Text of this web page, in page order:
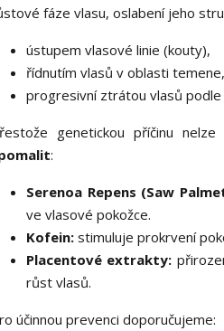
fáze vlasu, oslabení jeho
ústupem vlasové linie (kouty),
řídnutím vlasů v oblasti temene,
progresivní ztrátou vlasů
genetickou příčinu
:
Serenoa Repens (Saw
ve vlasové pokožce.
Kofein:stimuluje prokrvení
Placentové extrakty:
růst vlasů.
účinnou prevenci doporučujeme: